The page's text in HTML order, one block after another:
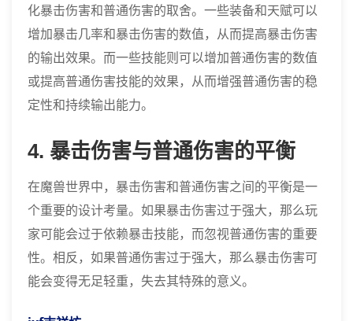
化暴击伤害和普通伤害的取舍。一些装备和天赋可以
增加暴击几率和暴击伤害的数值，从而提高暴击伤害
的输出效果。而一些技能则可以增加普通伤害的数值
或提高普通伤害技能的效果，从而增强普通伤害的稳
定性和持续输出能力。
4. 暴击伤害与普通伤害的平衡
在魔兽世界中，暴击伤害和普通伤害之间的平衡是一
个重要的设计考量。如果暴击伤害过于强大，那么玩
家可能会过于依赖暴击技能，而忽视普通伤害的重要
性。相反，如果普通伤害过于强大，那么暴击伤害可
能会变得无足轻重，失去其特殊的意义。